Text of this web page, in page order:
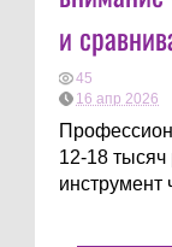
и
45
16 апр 2026
12-18
инструмент